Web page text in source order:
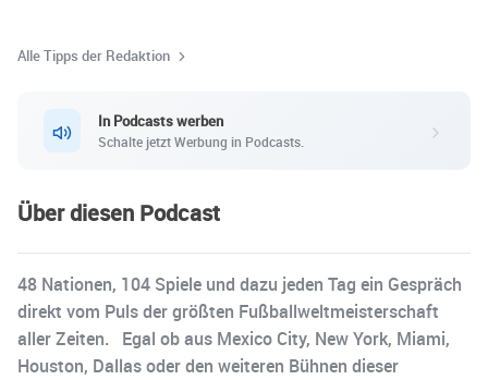
vergangene WM-Momente.
Alle Tipps der Redaktion
In Podcasts werben
Schalte jetzt Werbung in Podcasts.
Über diesen Podcast
48 Nationen, 104 Spiele und dazu jeden Tag ein Gespräch
direkt vom Puls der größten Fußballweltmeisterschaft
aller Zeiten. Egal ob aus Mexico City, New York, Miami,
Houston, Dallas oder den weiteren Bühnen dieser